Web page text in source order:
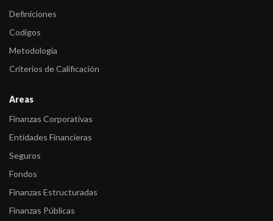
Definiciones
Codigos
Metodología
Criterios de Calificación
Areas
Finanzas Corporativas
Entidades Financieras
Seguros
Fondos
Finanzas Estructuradas
Finanzas Públicas